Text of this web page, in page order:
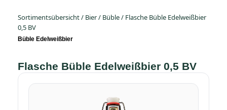
Sortimentsübersicht/ Bier/ Büble/ Flasche Büble Edelweißbier
0,5 BV
Büble Edelweißbier
Flasche Büble Edelweißbier 0,5 BV